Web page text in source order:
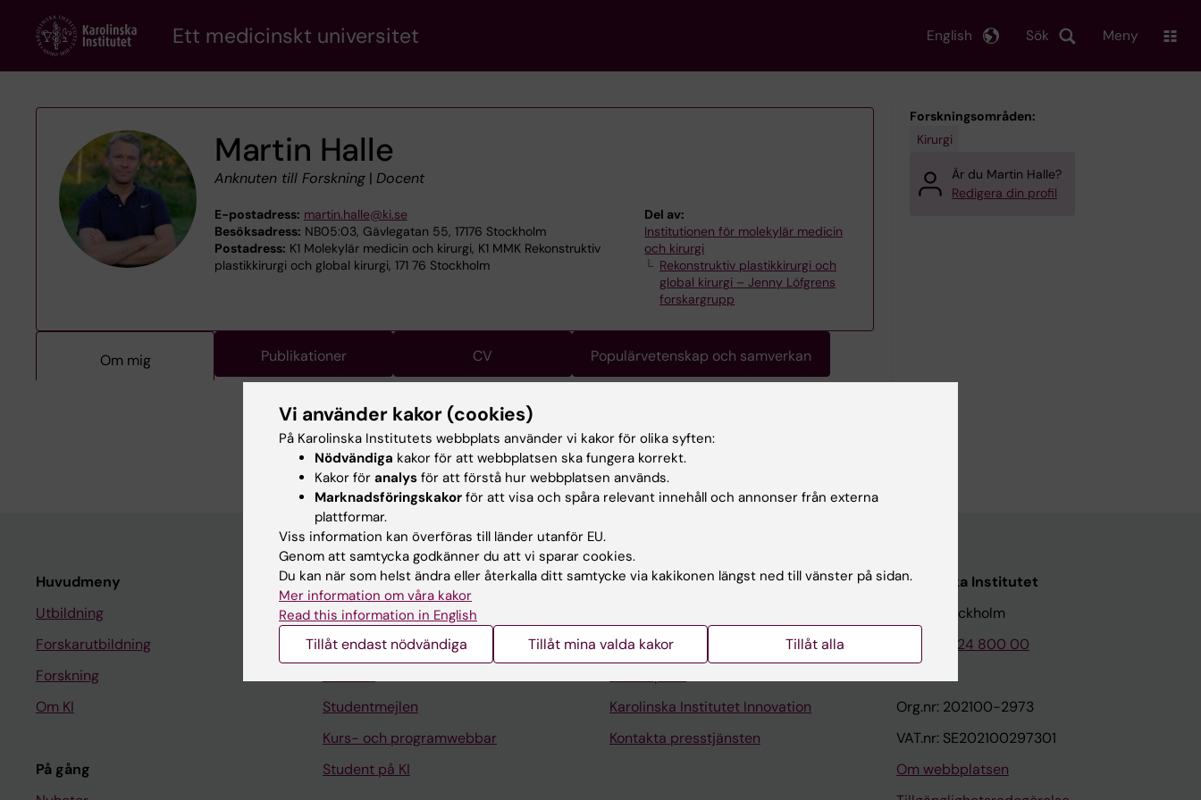
content
Ett medicinskt universitet Sök
English Meny
Martin Halle
Anknuten till Forskning| Docent
E-postadress: martin.halle@ki.se
Besöksadress: NB05:03, Gävlegatan 55, 17176 Stockholm
Postadress: K1 Molekylär medicin och kirurgi, K1 MMK Rekonstruktiv
plastikkirurgi och global kirurgi, 171 76 Stockholm
Del av:
Institutionen för molekylär medicin
och kirurgi
Rekonstruktiv plastikkirurgi och
global kirurgi – Jenny Löfgrens
forskargrupp
Om mig Publikationer CV Populärvetenskap och samverkan
Forskningsbeskrivning
*Docent i plastikkirurgi, Överläkare*
Forskningsområden:
Kirurgi
Är du Martin Halle?
Redigera din profil
Huvudmeny
Utbildning
Forskarutbildning
Forskning
Om KI
På gång
Student
Ladok
Canvas
Studentmejlen
Kurs- och programwebbar
Student på KI
Kontakta och besök KI
Stöd forskning och utbildning
Karolinska Institutet Innovation
Kontakta presstjänsten
Karolinska Institutet
171 77 Stockholm
Tel: 08-524 800 00
Org.nr: 202100-2973
VAT.nr: SE202100297301
Om webbplatsen
Vi använder kakor (cookies)
På Karolinska Institutets webbplats använder vi kakor för olika syften:
Nödvändiga kakor för att webbplatsen ska fungera korrekt.
Kakor för analys för att förstå hur webbplatsen används.
Marknadsföringskakor för att visa och spåra relevant innehåll och annonser från externa
plattformar.
Viss information kan överföras till länder utanför EU.
Genom att samtycka godkänner du att vi sparar cookies.
Du kan när som helst ändra eller återkalla ditt samtycke via kakikonen längst ned till vänster på sidan.
Mer information om våra kakor
Read this information in English
Tillåt endast nödvändiga Tillåt mina valda kakor Tillåt alla